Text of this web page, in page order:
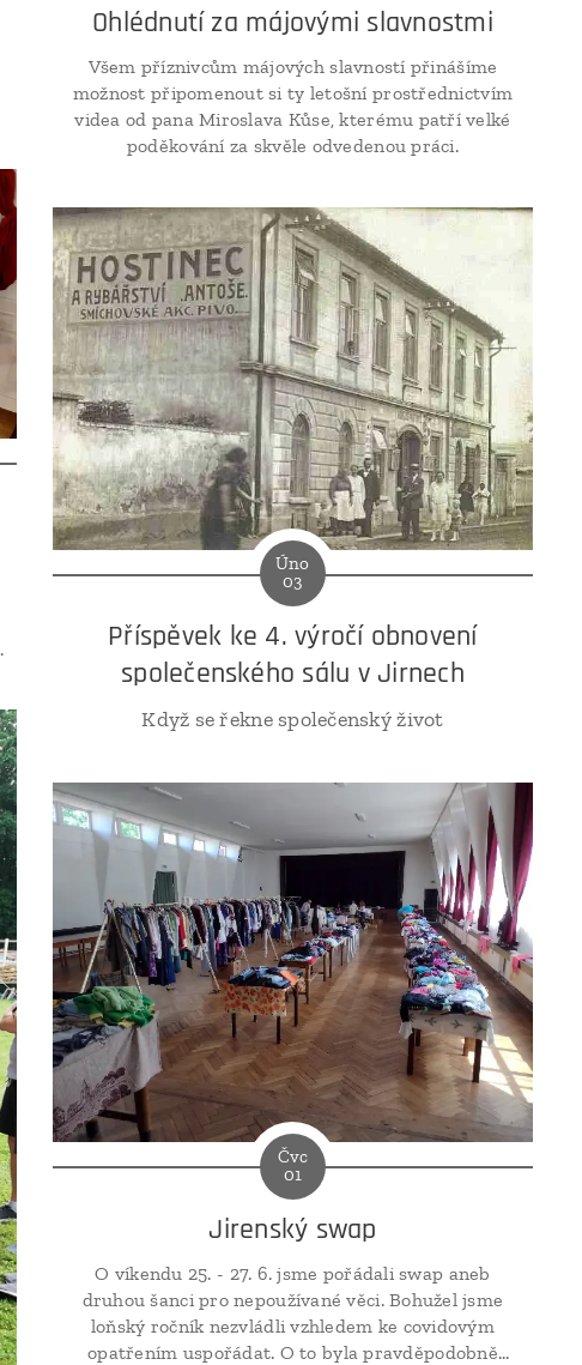
Ohlédnutí za májovými slavnostmi
Všem příznivcům májových slavností přinášíme
možnost připomenout si ty letošní prostřednictvím
videa od pana Miroslava Kůse, kterému patří velké
poděkování za skvěle odvedenou práci.
Úno
03
Příspěvek ke 4. výročí obnovení
společenského sálu v Jirnech
Když se řekne společenský život
Čvc
01
Jirenský swap
O víkendu 25. - 27. 6. jsme pořádali swap aneb
druhou šanci pro nepoužívané věci. Bohužel jsme
loňský ročník nezvládli vzhledem ke covidovým
opatřením uspořádat. O to byla pravděpodobně